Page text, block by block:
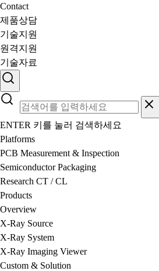
Contact
제품상담
기술지원
원격지원
기술자료
ENTER 키를 눌러 검색하세요
Platforms
PCB Measurement & Inspection
Semiconductor Packaging
Research CT / CL
Products
Overview
X-Ray Source
X-Ray System
X-Ray Imaging Viewer
Custom & Solution